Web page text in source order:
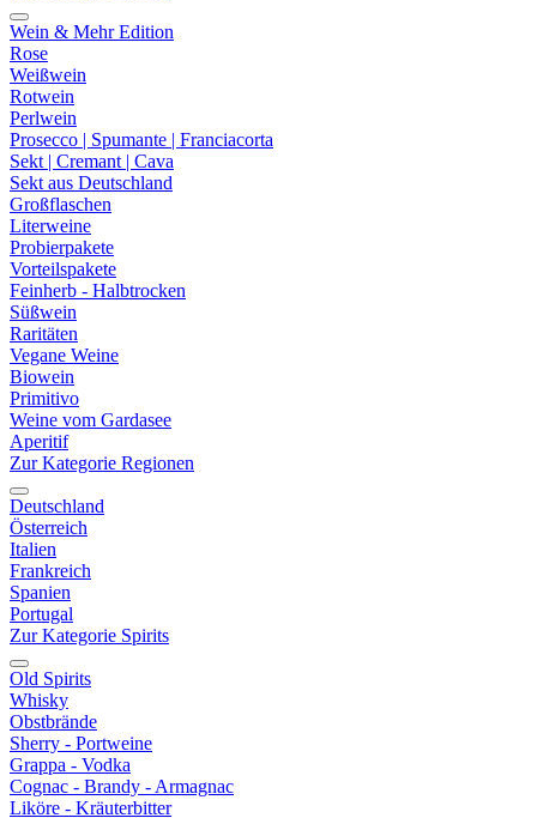
Wein & Mehr Edition
Rose
Weißwein
Rotwein
Perlwein
Prosecco | Spumante | Franciacorta
Sekt | Cremant | Cava
Sekt aus Deutschland
Großflaschen
Literweine
Probierpakete
Vorteilspakete
Feinherb - Halbtrocken
Süßwein
Raritäten
Vegane Weine
Biowein
Primitivo
Weine vom Gardasee
Aperitif
Zur Kategorie Regionen
Deutschland
Österreich
Italien
Frankreich
Spanien
Portugal
Zur Kategorie Spirits
Old Spirits
Whisky
Obstbrände
Sherry - Portweine
Grappa - Vodka
Cognac - Brandy - Armagnac
Liköre - Kräuterbitter